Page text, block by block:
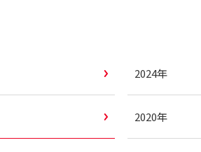
2024年
2020年